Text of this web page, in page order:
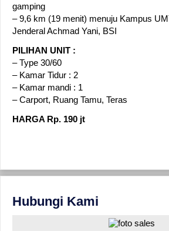
gamping
– 9,6 km (19 menit) menuju Kampus
Jenderal Achmad Yani, BSI
PILIHAN UNIT :
– Type 30/60
– Kamar Tidur : 2
– Kamar mandi : 1
– Carport, Ruang Tamu, Teras
HARGA Rp. 190 jt
Hubungi Kami